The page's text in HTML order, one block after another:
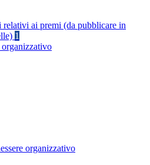
relativi ai premi (da pubblicare in
1
organizzativo
organizzativo